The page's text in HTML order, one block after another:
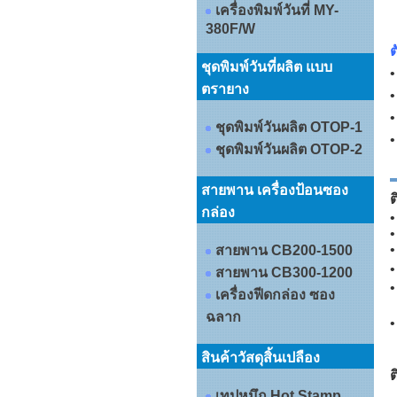
เครื่องพิมพ์วันที่ MY-
380F/W
ชุดพิมพ์วันที่ผลิต แบบ
ตรายาง
ชุดพิมพ์วันผลิต OTOP-1
ชุดพิมพ์วันผลิต OTOP-2
สายพาน เครื่องป้อนซอง
กล่อง
สายพาน CB200-1500
สายพาน CB300-1200
เครื่องฟีดกล่อง ซอง
ฉลาก
สินค้าวัสดุสิ้นเปลือง